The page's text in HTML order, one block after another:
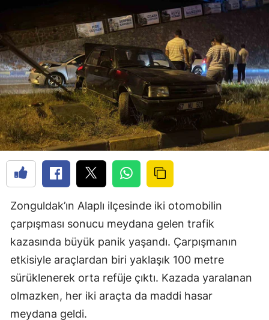
Zonguldak’ın Alaplı ilçesinde iki otomobilin
çarpışması sonucu meydana gelen trafik
kazasında büyük panik yaşandı. Çarpışmanın
etkisiyle araçlardan biri yaklaşık 100 metre
sürüklenerek orta refüje çıktı. Kazada yaralanan
olmazken, her iki araçta da maddi hasar
meydana geldi.